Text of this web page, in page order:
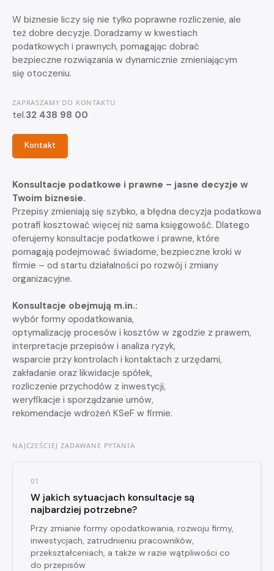
W biznesie liczy się nie tylko poprawne rozliczenie, ale
też dobre decyzje. Doradzamy w kwestiach
podatkowych i prawnych, pomagając dobrać
bezpieczne rozwiązania w dynamicznie zmieniającym
się otoczeniu.
ZAPRASZAMY DO KONTAKTU
tel.32 438 98 00
Kontakt
Konsultacje podatkowe i prawne – jasne decyzje w
Twoim biznesie.
Przepisy zmieniają się szybko, a błędna decyzja podatkowa
potrafi kosztować więcej niż sama księgowość. Dlatego
oferujemy konsultacje podatkowe i prawne, które
pomagają podejmować świadome, bezpieczne kroki w
firmie – od startu działalności po rozwój i zmiany
organizacyjne.
Konsultacje obejmują m.in.:
wybór formy opodatkowania,
optymalizację procesów i kosztów w zgodzie z prawem,
interpretacje przepisów i analiza ryzyk,
wsparcie przy kontrolach i kontaktach z urzędami,
zakładanie oraz likwidacje spółek,
rozliczenie przychodów z inwestycji,
weryfikacje i sporządzanie umów,
rekomendacje wdrożeń KSeF w firmie.
NAJCZEŚCIEJ ZADAWANE PYTANIA
01
W jakich sytuacjach konsultacje są
najbardziej potrzebne?
Przy zmianie formy opodatkowania, rozwoju firmy,
inwestycjach, zatrudnieniu pracowników,
przekształceniach, a także w razie wątpliwości co
do przepisów.